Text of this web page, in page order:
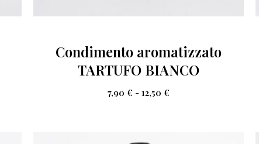
Condimento aromatizzato
TARTUFO BIANCO
7,90 € - 12,50 €